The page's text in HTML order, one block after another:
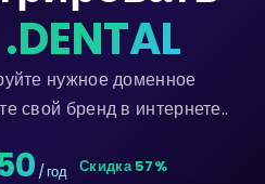
.DENTAL
нужное доменное
свой бренд в интернете..
/ год Скидка 57%